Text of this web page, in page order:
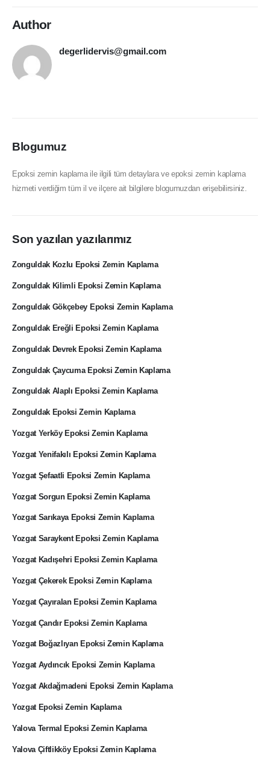
Author
degerlidervis@gmail.com
Blogumuz
Epoksi zemin kaplama ile ilgili tüm detaylara ve epoksi zemin kaplama
hizmeti verdiğim tüm il ve ilçere ait bilgilere blogumuzdan erişebilirsiniz.
Son yazılan yazılarımız
Zonguldak Kozlu Epoksi Zemin Kaplama
Zonguldak Kilimli Epoksi Zemin Kaplama
Zonguldak Gökçebey Epoksi Zemin Kaplama
Zonguldak Ereğli Epoksi Zemin Kaplama
Zonguldak Devrek Epoksi Zemin Kaplama
Zonguldak Çaycuma Epoksi Zemin Kaplama
Zonguldak Alaplı Epoksi Zemin Kaplama
Zonguldak Epoksi Zemin Kaplama
Yozgat Yerköy Epoksi Zemin Kaplama
Yozgat Yenifakılı Epoksi Zemin Kaplama
Yozgat Şefaatli Epoksi Zemin Kaplama
Yozgat Sorgun Epoksi Zemin Kaplama
Yozgat Sarıkaya Epoksi Zemin Kaplama
Yozgat Saraykent Epoksi Zemin Kaplama
Yozgat Kadışehri Epoksi Zemin Kaplama
Yozgat Çekerek Epoksi Zemin Kaplama
Yozgat Çayıralan Epoksi Zemin Kaplama
Yozgat Çandır Epoksi Zemin Kaplama
Yozgat Boğazlıyan Epoksi Zemin Kaplama
Yozgat Aydıncık Epoksi Zemin Kaplama
Yozgat Akdağmadeni Epoksi Zemin Kaplama
Yozgat Epoksi Zemin Kaplama
Yalova Termal Epoksi Zemin Kaplama
Yalova Çiftlikköy Epoksi Zemin Kaplama